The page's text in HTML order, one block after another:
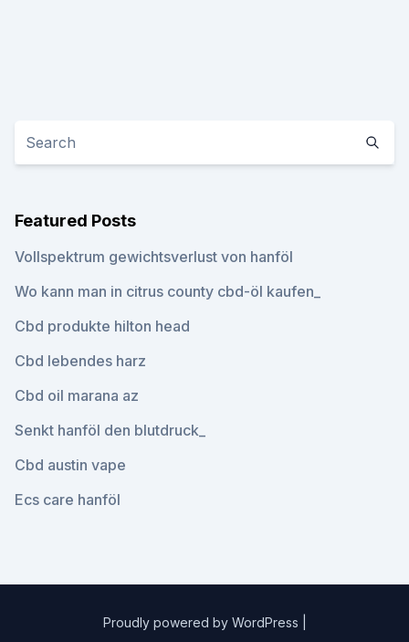
Featured Posts
Vollspektrum gewichtsverlust von hanföl
Wo kann man in citrus county cbd-öl kaufen_
Cbd produkte hilton head
Cbd lebendes harz
Cbd oil marana az
Senkt hanföl den blutdruck_
Cbd austin vape
Ecs care hanföl
Proudly powered by WordPress